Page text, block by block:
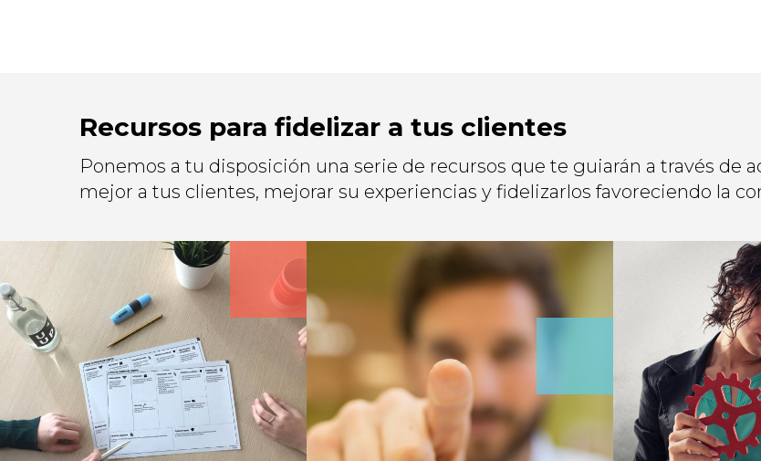
Recursos para fidelizar a tus clientes
Ponemos a tu disposición una serie de recursos que te guiarán a través de
mejor a tus clientes, mejorar su experiencias y fidelizarlos favoreciendo la